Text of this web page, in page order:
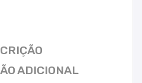
ADICIONAL